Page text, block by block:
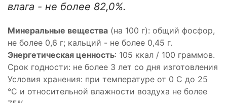
влага - не более 82,0%.
Минеральные вещества (на 100 г): общий фосфор,
не более 0,6 г; кальций - не более 0,45 г.
Энергетическая ценность: 105 ккал / 100 граммов.
Срок годности: не более 3 лет со дня изготовления
Условия хранения: при температуре от 0 С до 25
°С и относительной влажности воздуха не более